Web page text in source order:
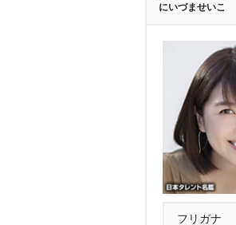
にいづませいこ
フリガナ